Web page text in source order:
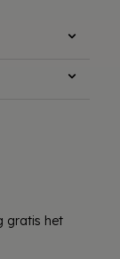
gratis het